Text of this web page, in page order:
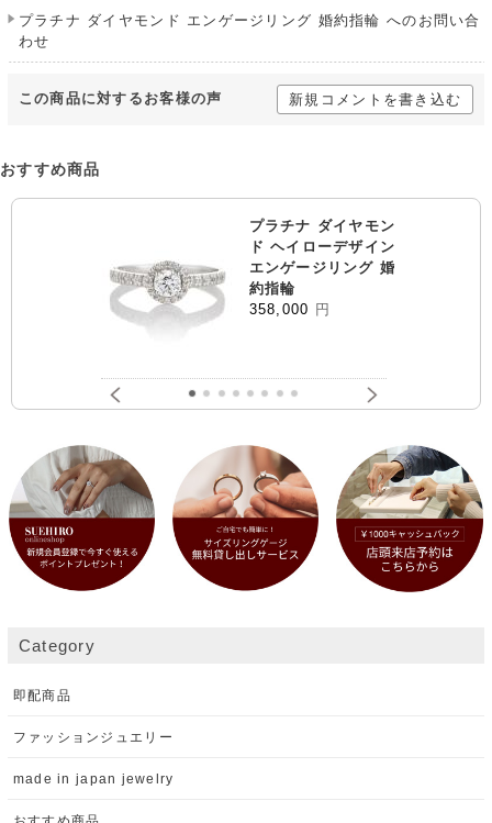
プラチナ ダイヤモンド エンゲージリング 婚約指輪 へのお問い合
わせ
この商品に対するお客様の声 新規コメントを書き込む
おすすめ商品
プラチナ ダイヤモン
ド ヘイローデザイン
エンゲージリング 婚
約指輪
358,000 円
Category
即配商品
ファッションジュエリー
made in japan jewelry